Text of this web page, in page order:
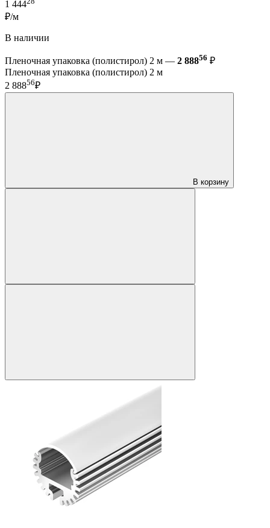
1 444
₽/м
В наличии
Пленочная упаковка (полистирол) 2 м — 2 88856 ₽
Пленочная упаковка (полистирол) 2 м
2 88856₽
В корзину